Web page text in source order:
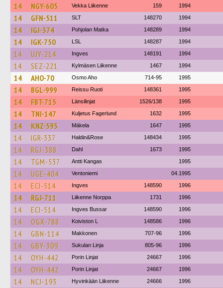
14 NGY-605 Vekka Liikenne 159 1994
14 GFN-511 SLT 148270 1994
14 IGJ-374 Pohjolan Matka 148289 1994
14 IGK-750 LSL 148287 1994
14 UJY-214 Ingves 148191 1994
14 SEZ-221 Kylmäsen Liikenne 1467 1994
14 AHO-70 Osmo Aho 714-95 1995
14 BGL-999 Reissu Ruoti 148361 1995
14 FBT-715 Länsilinjat 1526/138 1995
14 TNI-147 Kuljetus Fagerlund 1632 1995
14 KNZ-593 Mäkela 1647 1995
14 IGR-337 Haldin&Rose 148434 1995
14 RGJ-388 Dahl 1673 1995
14 TGM-537 Antti Kangas 1995
14 UGE-404 Ventoniemi 04.1995
14 ECI-514 Ingves 148590 1996
14 RGJ-711 Liikenne Norppa 1731 1996
14 ECI-514 Ingves Bussar 148590 1996
14 OGX-788 Koiviston L 148586 1996
14 GBN-114 Makkonen 707-96 1996
14 GBY-309 Sukulan Linja 805-96 1996
14 OYH-442 Porin Linjat 24667 1996
14 OYH-442 Porin Linjat 24667 1996
14 NCJ-193 Hyvinkään Liikenne 24666 1996